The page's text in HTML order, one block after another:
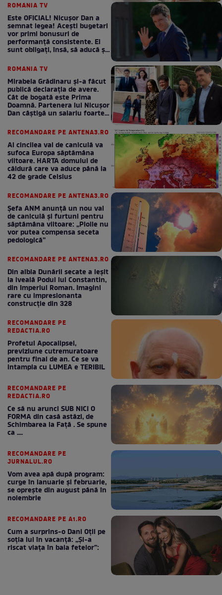
ROMANIA TV
Este OFICIAL! Nicușor Dan a
semnat legea! Acești bugetari
vor primi bonusuri de
performanță consistente. Ei
sunt obligați, însă, să aducă și
ROMANIA TV
Mirabela Grădinaru și-a făcut
publică declarația de avere.
Cât de bogată este Prima
Doamnă. Partenera lui Nicușor
Dan câștigă un salariu foarte
RECOMANDARE PE ANTENA3.RO
Al cincilea val de caniculă va
sufoca Europa săptămâna
viitoare. HARTA domului de
căldură care va aduce până la
42 de grade Celsius
RECOMANDARE PE ANTENA3.RO
Șefa ANM anunță un nou val
de caniculă și furtuni pentru
săptămâna viitoare: „Ploile nu
vor putea compensa seceta
pedologică”
RECOMANDARE PE ANTENA3.RO
Din albia Dunării secate a ieșit
la iveală Podul lui Constantin,
din Imperiul Roman. Imagini
rare cu impresionanta
construcție din 328
RECOMANDARE PE
REDACTIA.RO
Profetul Apocalipsei,
previziune cutremuratoare
pentru final de an. Ce se va
intampla cu LUMEA e TERIBIL
RECOMANDARE PE
REDACTIA.RO
Ce să nu arunci SUB NICI O
FORMA din casă astăzi, de
Schimbarea la Față . Se spune
ca ....
RECOMANDARE PE
JURNALUL.RO
Vom avea apă după program:
curge în ianuarie și februarie,
se oprește din august până în
noiembrie
RECOMANDARE PE A1.RO
Cum a surprins-o Dani Oțil pe
soția lui în vacanță: „Și-a
riscat viața în baia fetelor”: